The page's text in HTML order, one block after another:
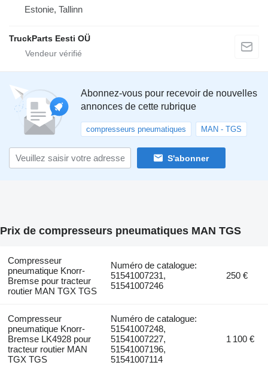
Estonie, Tallinn
TruckParts Eesti OÜ
Abonnez-vous pour recevoir de nouvelles
annonces de cette rubrique
compresseurs pneumatiques MAN - TGS
S'abonner
Prix de compresseurs pneumatiques MAN TGS
Compresseur
pneumatique Knorr-
Bremse pour tracteur
routier MAN TGX TGS
Numéro de catalogue:
51541007231,
51541007246
250 €
Compresseur
pneumatique Knorr-
Bremse LK4928 pour
tracteur routier MAN
TGX TGS
Numéro de catalogue:
51541007248,
51541007227,
51541007196,
51541007114
1 100 €